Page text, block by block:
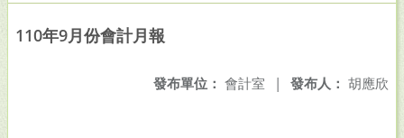
110年9月份會計月報
發布人： 胡應欣
發布單位： 會計室 |